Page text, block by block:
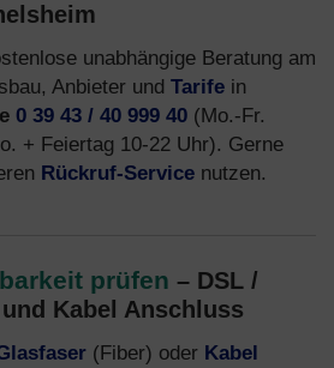
unabhängige Beratung am
Anbieter und Tarife in
0 39 43 / 40 999 40 (Mo.-Fr.
+ Feiertag 10-22 Uhr). Gerne
Rückruf-Service nutzen.
prüfen – DSL /
Kabel Anschluss
(Fiber) oder Kabel